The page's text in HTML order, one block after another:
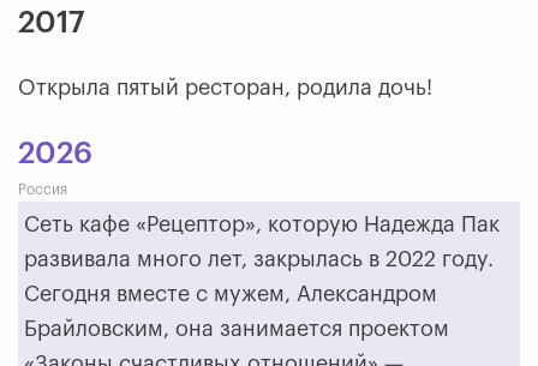
2017
Открыла пятый ресторан, родила дочь!
2026
Россия
Сеть кафе «Рецептор», которую Надежда Пак
развивала много лет, закрылась в 2022 году.
Сегодня вместе с мужем, Александром
Брайловским, она занимается проектом